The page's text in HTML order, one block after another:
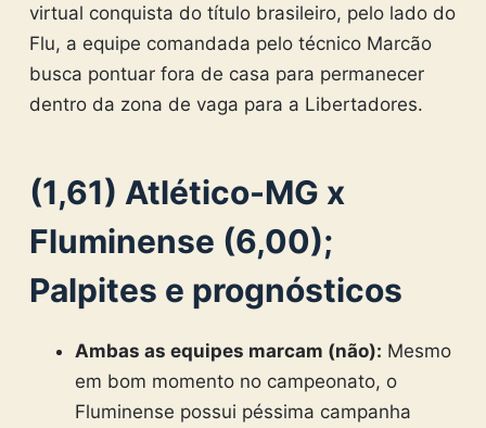
virtual conquista do título brasileiro, pelo lado do
Flu, a equipe comandada pelo técnico Marcão
busca pontuar fora de casa para permanecer
dentro da zona de vaga para a Libertadores.
(1,61) Atlético-MG x
Fluminense (6,00);
Palpites e prognósticos
Ambas as equipes marcam (não): Mesmo
em bom momento no campeonato, o
Fluminense possui péssima campanha